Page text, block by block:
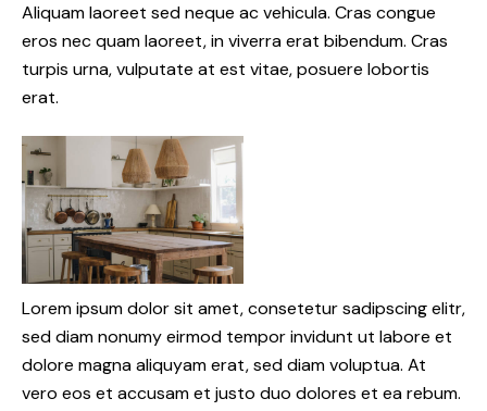
Aliquam laoreet sed neque ac vehicula. Cras congue
eros nec quam laoreet, in viverra erat bibendum. Cras
turpis urna, vulputate at est vitae, posuere lobortis
erat.
Lorem ipsum dolor sit amet, consetetur sadipscing elitr,
sed diam nonumy eirmod tempor invidunt ut labore et
dolore magna aliquyam erat, sed diam voluptua. At
vero eos et accusam et justo duo dolores et ea rebum.